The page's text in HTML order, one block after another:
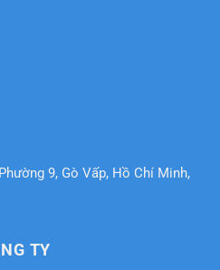
9, Gò Vấp, Hồ Chí Minh,
TY